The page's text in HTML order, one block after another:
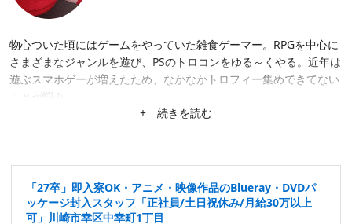
物心ついた頃にはゲームをやっていた雑食ゲーマー。RPGを中心に
さまざまなジャンルを遊び、PSのトロコンをゆる～くやる。近年は
遊ぶスマホゲーが増えたため、なかなかトロフィー集めできてない
ことが悩み。
+ 続きを読む
「27卒」即入寮OK・アニメ・映像作品のBlueray・DVDパ
ッケージ封入スタッフ「正社員/土日祝休み/月給30万以上
可」川崎市幸区中幸町1丁目